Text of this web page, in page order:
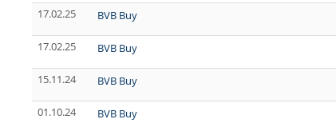
17.02.25
BVB Buy
17.02.25
BVB Buy
15.11.24
BVB Buy
01.10.24
BVB Buy